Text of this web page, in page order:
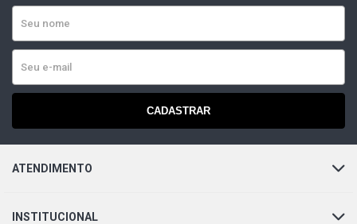
CADASTRAR
ATENDIMENTO
INSTITUCIONAL